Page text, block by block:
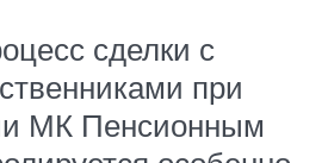
сделки с
при
МК Пенсионным